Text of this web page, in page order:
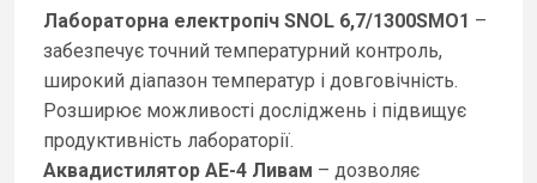
Лабораторна електропіч SNOL 6,7/1300SMO1 –
забезпечує точний температурний контроль,
широкий діапазон температур і довговічність.
Розширює можливості досліджень і підвищує
продуктивність лабораторії.
Аквадистилятор АЕ-4 Ливам – дозволяє